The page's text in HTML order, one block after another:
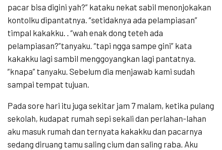
pacar bisa digini yah?” kataku nekat sabil menonjokakan
kontolku dipantatnya. “setidaknya ada pelampiasan”
timpal kakakku. . “wah enak dong teteh ada
pelampiasan?”tanyaku. “tapi ngga sampe gini” kata
kakakku lagi sambil menggoyangkan lagi pantatnya.
“knapa” tanyaku. Sebelum dia menjawab kami sudah
sampai tempat tujuan.
Pada sore hari itu juga sekitar jam 7 malam, ketika pulang
sekolah, kudapat rumah sepi sekali dan perlahan-lahan
aku masuk rumah dan ternyata kakakku dan pacarnya
sedang diruang tamu saling cium dan saling raba. Aku